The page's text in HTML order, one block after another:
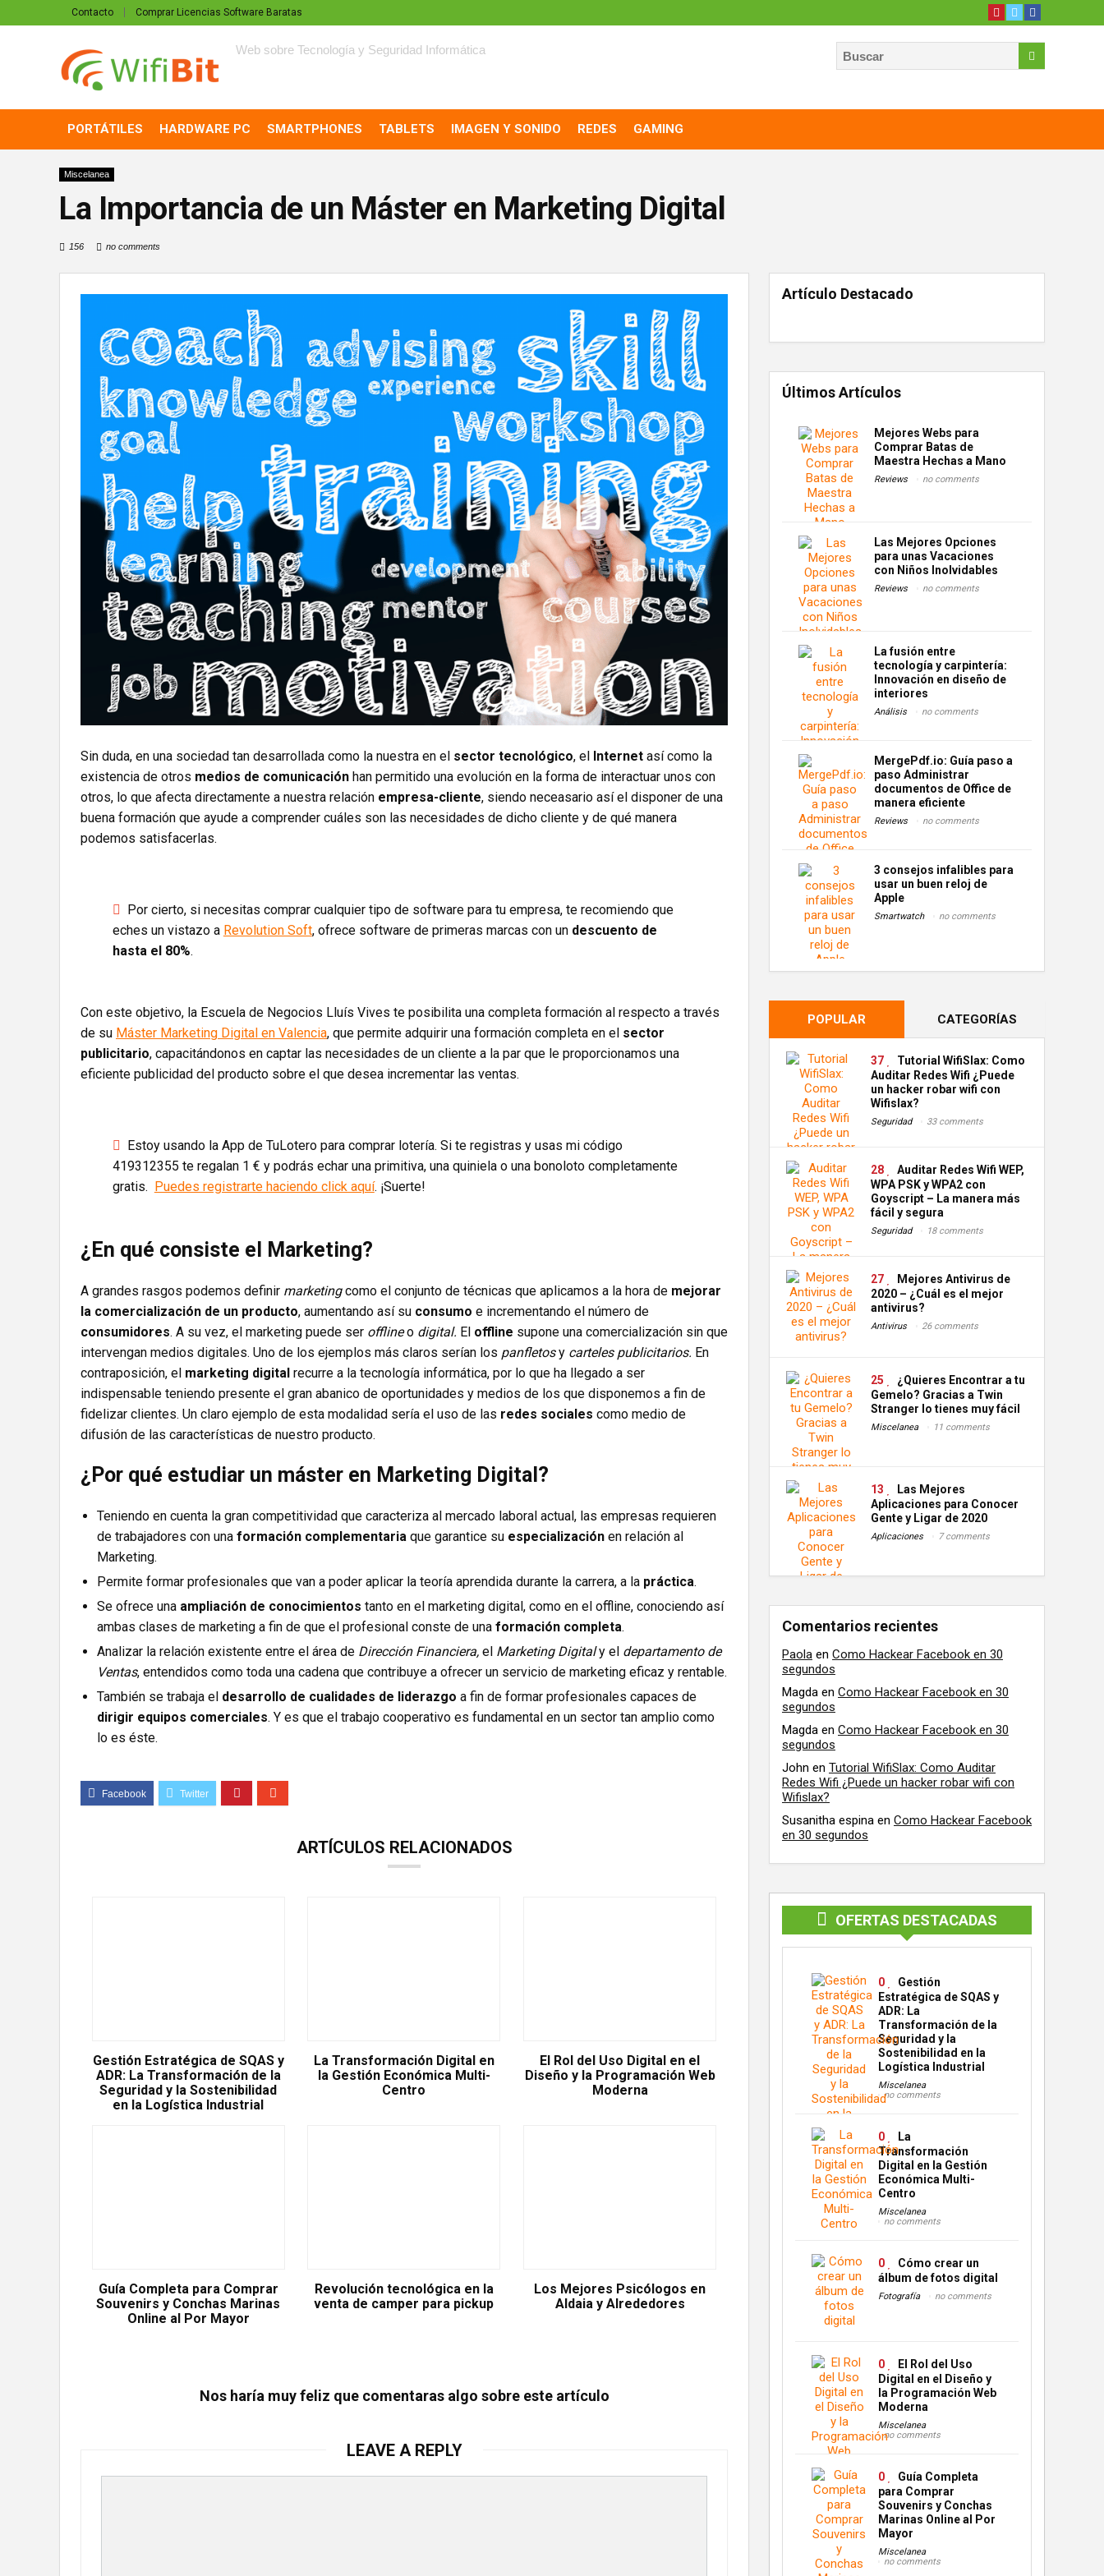
Contacto Comprar Licencias Software Baratas
Web sobre Tecnología y Seguridad Informática
PORTÁTILES HARDWARE PC SMARTPHONES TABLETS IMAGEN Y SONIDO REDES GAMING
Miscelanea
La Importancia de un Máster en Marketing Digital
156 no comments
Sin duda, en una sociedad tan desarrollada como la nuestra en el sector tecnológico, el Internet así como la
existencia de otros medios de comunicación han permitido una evolución en la forma de interactuar unos con
otros, lo que afecta directamente a nuestra relación empresa-cliente, siendo neceasario así el disponer de una
buena formación que ayude a comprender cuáles son las necesidades de dicho cliente y de qué manera
podemos satisfacerlas.
Por cierto, si necesitas comprar cualquier tipo de software para tu empresa, te recomiendo que
eches un vistazo a Revolution Soft, ofrece software de primeras marcas con un descuento de
hasta el 80%.
Con este objetivo, la Escuela de Negocios Lluís Vives te posibilita una completa formación al respecto a través
de su Máster Marketing Digital en Valencia, que permite adquirir una formación completa en el sector
publicitario, capacitándonos en captar las necesidades de un cliente a la par que le proporcionamos una
eficiente publicidad del producto sobre el que desea incrementar las ventas.
Estoy usando la App de TuLotero para comprar lotería. Si te registras y usas mi código
419312355 te regalan 1 € y podrás echar una primitiva, una quiniela o una bonoloto completamente
gratis. Puedes registrarte haciendo click aquí. ¡Suerte!
¿En qué consiste el Marketing?
A grandes rasgos podemos definir marketingcomo el conjunto de técnicas que aplicamos a la hora de mejorar
la comercialización de un producto, aumentando así su consumo e incrementando el número de
consumidores. A su vez, el marketing puede ser offlineo digital. El offline supone una comercialización sin que
intervengan medios digitales. Uno de los ejemplos más claros serían los panfletosy carteles publicitarios. En
contraposición, el marketing digital recurre a la tecnología informática, por lo que ha llegado a ser
indispensable teniendo presente el gran abanico de oportunidades y medios de los que disponemos a fin de
fidelizar clientes. Un claro ejemplo de esta modalidad sería el uso de las redes sociales como medio de
difusión de las características de nuestro producto.
¿Por qué estudiar un máster en Marketing Digital?
Teniendo en cuenta la gran competitividad que caracteriza al mercado laboral actual, las empresas requieren
de trabajadores con una formación complementaria que garantice su especialización en relación al
Marketing.
Permite formar profesionales que van a poder aplicar la teoría aprendida durante la carrera, a la práctica.
Se ofrece una ampliación de conocimientos tanto en el marketing digital, como en el offline, conociendo así
ambas clases de marketing a fin de que el profesional conste de una formación completa.
Analizar la relación existente entre el área de Dirección Financiera, el Marketing Digitaly el departamento de
Ventas, entendidos como toda una cadena que contribuye a ofrecer un servicio de marketing eficaz y rentable.
También se trabaja el desarrollo de cualidades de liderazgo a fin de formar profesionales capaces de
dirigir equipos comerciales. Y es que el trabajo cooperativo es fundamental en un sector tan amplio como
lo es éste.
ARTÍCULOS RELACIONADOS
Gestión Estratégica de SQAS y
ADR: La Transformación de la
Seguridad y la Sostenibilidad
en la Logística Industrial
La Transformación Digital en
la Gestión Económica Multi-
Centro
El Rol del Uso Digital en el
Diseño y la Programación Web
Moderna
Guía Completa para Comprar
Souvenirs y Conchas Marinas
Online al Por Mayor
Revolución tecnológica en la
venta de camper para pickup
Los Mejores Psicólogos en
Aldaia y Alrededores
Nos haría muy feliz que comentaras algo sobre este artículo
LEAVE A REPLY
Artículo Destacado
Últimos Artículos
Mejores Webs para
Comprar Batas de
Maestra Hechas a Mano
Reviews no comments
Las Mejores Opciones
para unas Vacaciones
con Niños Inolvidables
Reviews no comments
La fusión entre
tecnología y carpintería:
Innovación en diseño de
interiores
Análisis no comments
MergePdf.io: Guía paso a
paso Administrar
documentos de Office de
manera eficiente
Reviews no comments
3 consejos infalibles para
usar un buen reloj de
Apple
Smartwatch no comments
POPULAR CATEGORÍAS
37
Tutorial WifiSlax: Como
Auditar Redes Wifi ¿Puede
un hacker robar wifi con
Wifislax?
Seguridad 33 comments
28
Auditar Redes Wifi WEP,
WPA PSK y WPA2 con
Goyscript – La manera más
fácil y segura
Seguridad 18 comments
27
Mejores Antivirus de
2020 – ¿Cuál es el mejor
antivirus?
Antivirus 26 comments
25
¿Quieres Encontrar a tu
Gemelo? Gracias a Twin
Stranger lo tienes muy fácil
Miscelanea 11 comments
13
Las Mejores
Aplicaciones para Conocer
Gente y Ligar de 2020
Aplicaciones 7 comments
Comentarios recientes
Paola en Como Hackear Facebook en 30
segundos
Magda en Como Hackear Facebook en 30
segundos
Magda en Como Hackear Facebook en 30
segundos
John en Tutorial WifiSlax: Como Auditar
Redes Wifi ¿Puede un hacker robar wifi con
Wifislax?
Susanitha espina en Como Hackear Facebook
en 30 segundos
OFERTAS DESTACADAS
0
Gestión
Estratégica de SQAS y
ADR: La
Transformación de la
Seguridad y la
Sostenibilidad en la
Logística Industrial
Miscelanea
no comments
0
La
Transformación
Digital en la Gestión
Económica Multi-
Centro
Miscelanea
no comments
0
Cómo crear un
álbum de fotos digital
Fotografía no comments
0
El Rol del Uso
Digital en el Diseño y
la Programación Web
Moderna
Miscelanea
no comments
0
Guía Completa
para Comprar
Souvenirs y Conchas
Marinas Online al Por
Mayor
Miscelanea
no comments